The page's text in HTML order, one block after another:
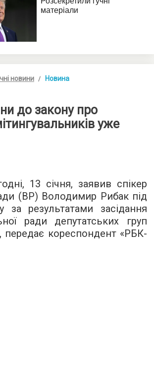
новини Новина
до закону про
уже
13 січня, заявив спікер
(ВР) Володимир Рибак під
за результатами засідання
ради депутатських груп
передає кореспондент «РБК-